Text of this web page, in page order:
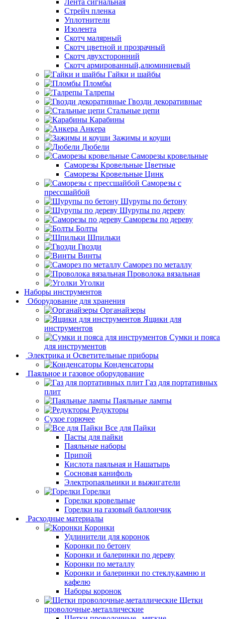
Лента сигнальная
Стрейч пленка
Уплотнители
Изолента
Скотч малярный
Скотч цветной и прозрачный
Скотч двухсторонний
Скотч армированный,алюминиевый
Гайки и шайбы
Пломбы
Талрепы
Гвозди декоративные
Стальные цепи
Карабины
Анкера
Зажимы и коуши
Дюбели
Саморезы кровельные
Саморезы Кровельные Цветные
Саморезы Кровельные Цинк
Саморезы с
прессшайбой
Шурупы по бетону
Шурупы по дереву
Саморезы по дереву
Болты
Шпильки
Гвозди
Винты
Саморез по металлу
Проволока вязальная
Уголки
Наборы инструментов
Оборудование для хранения
Органайзеры
Ящики для
инструментов
Сумки и пояса
для инструментов
Электрика и Осветительные приборы
Конденсаторы
Паяльное и газовое оборудование
Газ для портативных
плит
Паяльные лампы
Редукторы
Сухое горючее
Все для Пайки
Пасты для пайки
Паяльные наборы
Припой
Кислота паяльная и Нашатырь
Сосновая канифоль
Электропаяльники и выжигатели
Горелки
Горелки кровельные
Горелки на газовый баллончик
Расходные материалы
Коронки
Удлинители для коронок
Коронки по бетону
Коронки и балеринки по дереву
Коронки по металлу
Коронки и балеринки по стеклу,камню и
кафелю
Наборы коронок
Щетки
проволочные,металлические